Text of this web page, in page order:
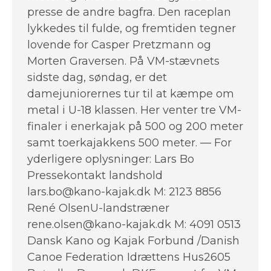
presse de andre bagfra. Den raceplan
lykkedes til fulde, og fremtiden tegner
lovende for Casper Pretzmann og
Morten Graversen. På VM-stævnets
sidste dag, søndag, er det
damejuniorernes tur til at kæmpe om
metal i U-18 klassen. Her venter tre VM-
finaler i enerkajak på 500 og 200 meter
samt toerkajakkens 500 meter. — For
yderligere oplysninger: Lars Bo
Pressekontakt landshold
lars.bo@kano-kajak.dk M: 2123 8856
René OlsenU-landstræner
rene.olsen@kano-kajak.dk M: 4091 0513
Dansk Kano og Kajak Forbund /Danish
Canoe Federation Idrættens Hus2605